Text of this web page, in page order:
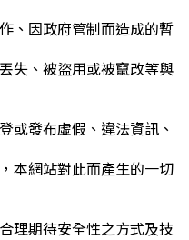
、因政府管制而造成的暫
失、被盜用或被竄改等與
或發布虛假、違法資訊、
本網站對此而產生的一切
理期待安全性之方式及技